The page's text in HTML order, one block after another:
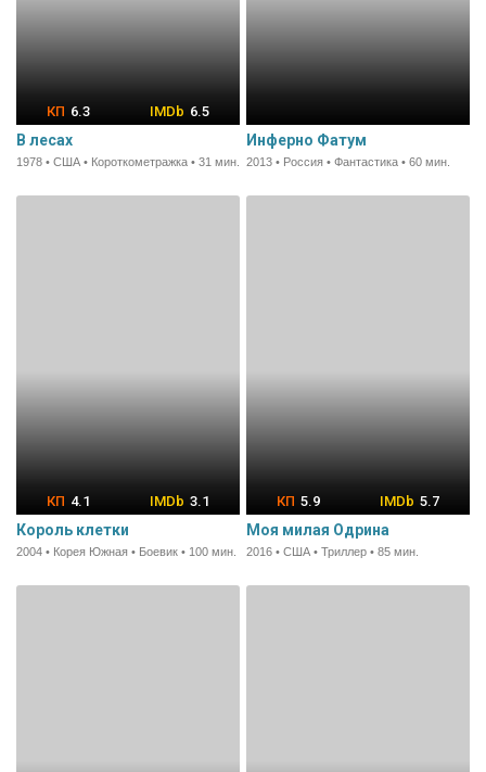
6.3 6.5
В лесах
1978 • США • Короткометражка • 31 мин.
Инферно Фатум
2013 • Россия • Фантастика • 60 мин.
4.1 3.1
Король клетки
2004 • Корея Южная • Боевик • 100 мин.
5.9 5.7
Моя милая Одрина
2016 • США • Триллер • 85 мин.